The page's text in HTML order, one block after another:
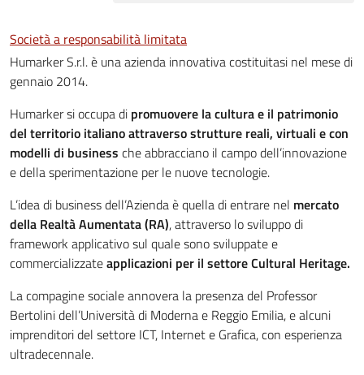
Società a responsabilità limitata
Humarker S.r.l. è una azienda innovativa costituitasi nel mese di
gennaio 2014.
Humarker si occupa di promuovere la cultura e il patrimonio
del territorio italiano attraverso strutture reali, virtuali e con
modelli di business che abbracciano il campo dell’innovazione
e della sperimentazione per le nuove tecnologie.
L’idea di business dell’Azienda è quella di entrare nel mercato
della Realtà Aumentata (RA), attraverso lo sviluppo di
framework applicativo sul quale sono sviluppate e
commercializzateapplicazioni per il settore Cultural Heritage.
La compagine sociale annovera la presenza del Professor
Bertolini dell’Università di Moderna e Reggio Emilia, e alcuni
imprenditori del settore ICT, Internet e Grafica, con esperienza
ultradecennale.